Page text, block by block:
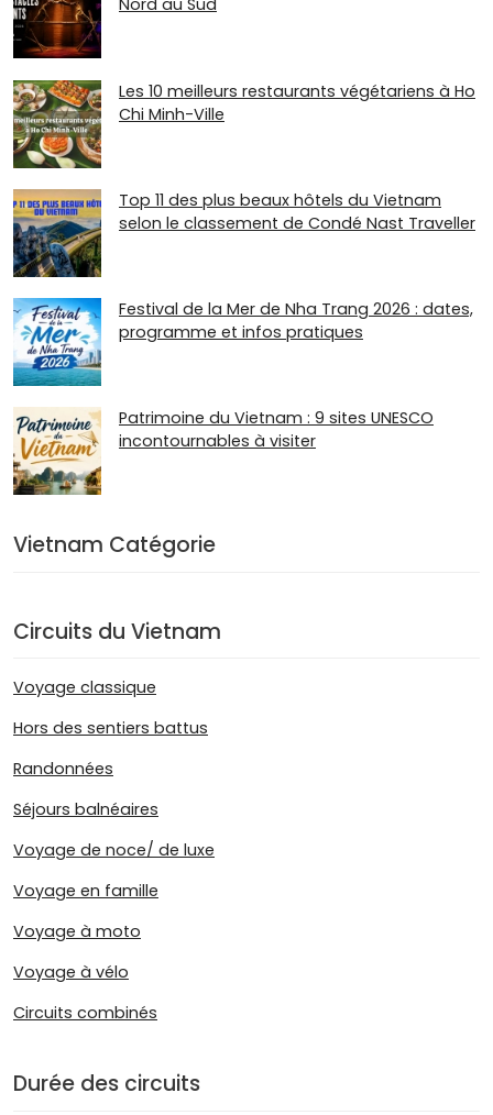
Nord au Sud
Les 10 meilleurs restaurants végétariens à Ho
Chi Minh-Ville
Top 11 des plus beaux hôtels du Vietnam
selon le classement de Condé Nast Traveller
Festival de la Mer de Nha Trang 2026 : dates,
programme et infos pratiques
Patrimoine du Vietnam : 9 sites UNESCO
incontournables à visiter
Vietnam Catégorie
Circuits du Vietnam
Voyage classique
Hors des sentiers battus
Randonnées
Séjours balnéaires
Voyage de noce/ de luxe
Voyage en famille
Voyage à moto
Voyage à vélo
Circuits combinés
Durée des circuits